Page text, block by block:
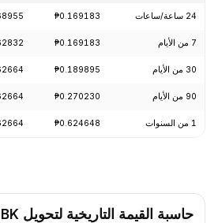
24 ساعة/ساعات ₱0.169183
7 من الأيام ₱0.169183
30 من الأيام ₱0.189895
90 من الأيام ₱0.270230
1 من السنوات ₱0.624648
حاسبة القيمة التاريخية لتحويل CBK إلى CBK